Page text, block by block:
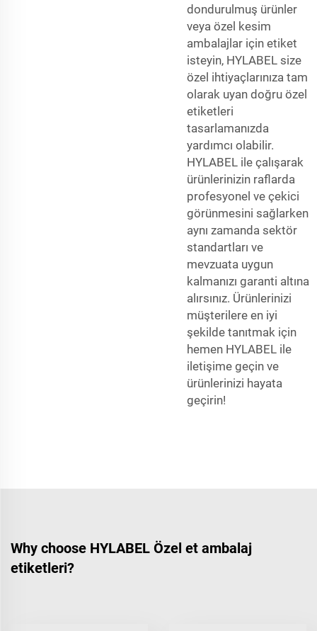
dondurulmuş ürünler
veya özel kesim
ambalajlar için etiket
isteyin, HYLABEL size
özel ihtiyaçlarınıza tam
olarak uyan doğru özel
etiketleri
tasarlamanızda
yardımcı olabilir.
HYLABEL ile çalışarak
ürünlerinizin raflarda
profesyonel ve çekici
görünmesini sağlarken
aynı zamanda sektör
standartları ve
mevzuata uygun
kalmanızı garanti altına
alırsınız. Ürünlerinizi
müşterilere en iyi
şekilde tanıtmak için
hemen HYLABEL ile
iletişime geçin ve
ürünlerinizi hayata
geçirin!
Why choose HYLABEL Özel et ambalaj
etiketleri?